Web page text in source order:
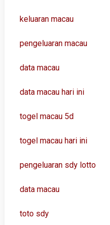
keluaran macau
pengeluaran macau
data macau
data macau hari ini
togel macau 5d
togel macau hari ini
pengeluaran sdy lotto
data macau
toto sdy